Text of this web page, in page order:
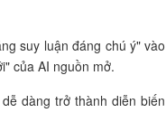
suy luận đáng chú ý" vào
của AI nguồn mở.
dàng trở thành diễn biến